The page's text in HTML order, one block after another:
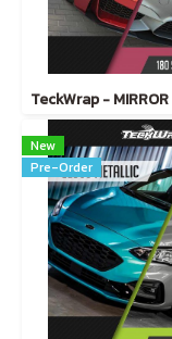
TeckWrap - MIRROR
New
Pre-Order